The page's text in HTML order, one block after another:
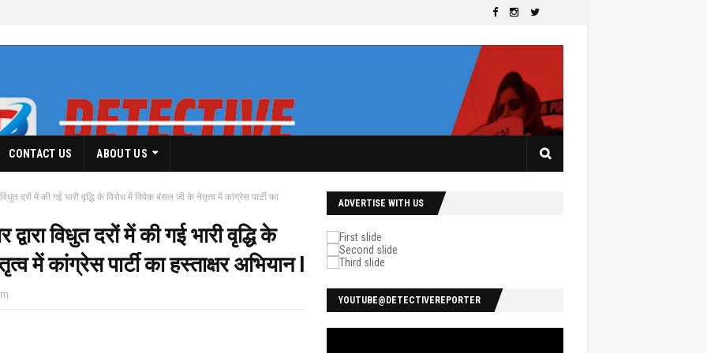
CONTACT US ABOUT US
दरों में की गई भारी वृद्धि के विरोध में विवेक बंसल जी के नेतृत्व में कांग्रेस पार्टी का
विधुत दरों में की गई भारी वृद्धि के
में कांग्रेस पार्टी का हस्ताक्षर अभियान I
ADVERTISE WITH US
YOUTUBE@DETECTIVEREPORTER